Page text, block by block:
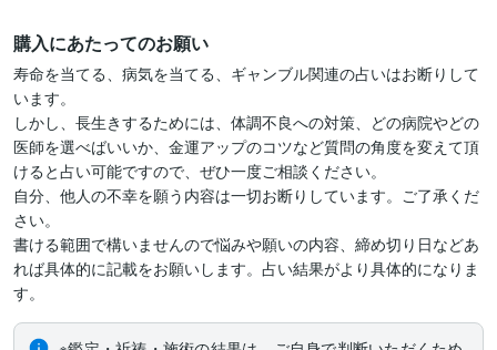
購入にあたってのお願い
寿命を当てる、病気を当てる、ギャンブル関連の占いはお断りして
います。
しかし、長生きするためには、体調不良への対策、どの病院やどの
医師を選べばいいか、金運アップのコツなど質問の角度を変えて頂
けると占い可能ですので、ぜひ一度ご相談ください。
自分、他人の不幸を願う内容は一切お断りしています。ご了承くだ
さい。
書ける範囲で構いませんので悩みや願いの内容、締め切り日などあ
れば具体的に記載をお願いします。占い結果がより具体的になりま
す。